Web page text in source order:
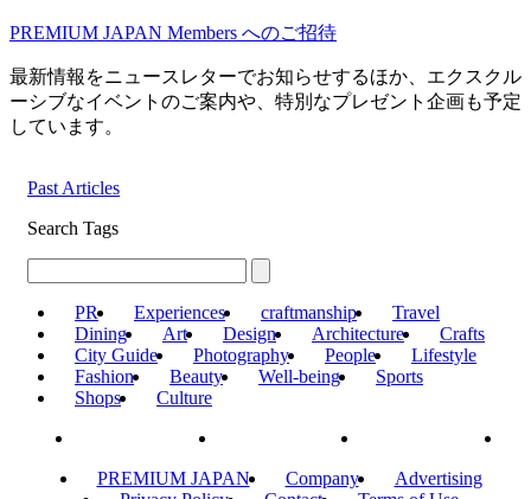
PREMIUM JAPAN Members へのご招待
最新情報をニュースレターでお知らせするほか、エクスクル
ーシブなイベントのご案内や、特別なプレゼント企画も予定
しています。
Past Articles
Search Tags
PR Experiences craftmanship
Travel
Dining
Art Design Architecture
Crafts
City Guide
Photography People
Lifestyle
Fashion
Beauty Well-being
Sports
Shops
Culture
PREMIUM JAPAN Company
Advertising